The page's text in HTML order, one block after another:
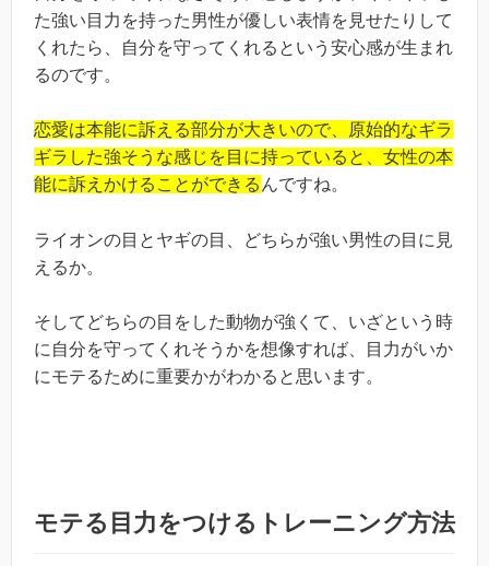
た強い目力を持った男性が優しい表情を見せたりして
くれたら、自分を守ってくれるという安心感が生まれ
るのです。
恋愛は本能に訴える部分が大きいので、原始的なギラ
ギラした強そうな感じを目に持っていると、女性の本
能に訴えかけることができる んですね。
ライオンの目とヤギの目、どちらが強い男性の目に見
えるか。
そしてどちらの目をした動物が強くて、いざという時
に自分を守ってくれそうかを想像すれば、目力がいか
にモテるために重要かがわかると思います。
モテる目力をつけるトレーニング方法